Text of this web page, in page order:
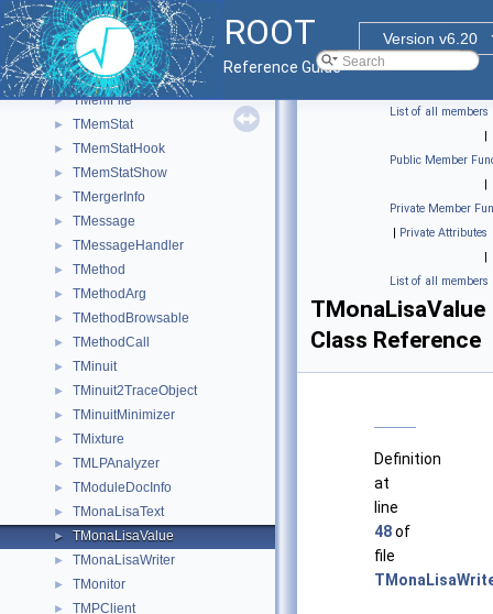
ROOT
Version v6.20
Reference Guide
► TMD5
► TMehrotraSolver
► TMemberInspector
► TMemberStreamer
► TMemFile
► TMemStat
► TMemStatHook
► TMemStatShow
► TMergerInfo
► TMessage
► TMessageHandler
► TMethod
► TMethodArg
► TMethodBrowsable
► TMethodCall
► TMinuit
► TMinuit2TraceObject
► TMinuitMinimizer
► TMixture
► TMLPAnalyzer
► TModuleDocInfo
► TMonaLisaText
► TMonaLisaValue
► TMonaLisaWriter
► TMonitor
► TMPClient
List of all members
|
Public Member
|
Private Member
| Private Attributes
|
List of all members
TMonaLisaValue
Class Reference
Definition
at
line
48of
file